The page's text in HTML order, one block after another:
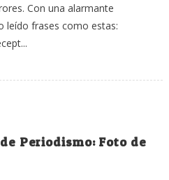
Con una alarmante
leído frases como estas:
Periodismo: Foto de